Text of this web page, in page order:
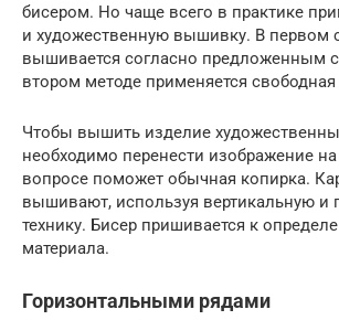
бисером. Но чаще всего в практике
и художественную вышивку. В первом
вышивается согласно предложенным
втором методе применяется свободная
Чтобы вышить изделие
необходимо перенести изображение
вопросе поможет обычная копирка.
вышивают, используя вертикальную и
технику. Бисер пришивается к
материала.
Горизонтальными рядами